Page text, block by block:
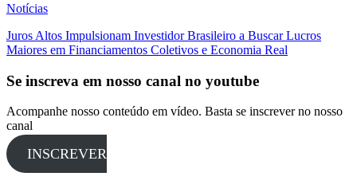
Notícias
Juros Altos Impulsionam Investidor Brasileiro a Buscar Lucros
Maiores em Financiamentos Coletivos e Economia Real
Se inscreva em nosso canal no youtube
Acompanhe nosso conteúdo em vídeo. Basta se inscrever no nosso
canal
INSCREVER